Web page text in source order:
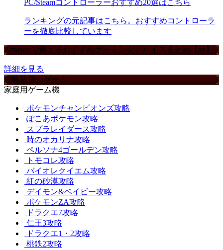
PC/Steamコントローラーおすすめ20選はこちら
ランキングの元記事はこちら。おすすめコントローラ
ーを徹底比較しています
Amazonで買えるおすすめゲーミングデバイスまとめ【ad】
詳細を見る
攻略取扱いゲーム
家庭用ゲーム機
ポケモンチャンピオンズ攻略
ぽこあポケモン攻略
スプラレイダース攻略
時のオカリナ攻略
ペルソナ4ゴールデン攻略
トモコレ攻略
バイオレクイエム攻略
紅の砂漠攻略
デイモン&ベイビー攻略
ポケモンZA攻略
ドラクエ7攻略
仁王3攻略
ドラクエ1・2攻略
桃鉄2攻略